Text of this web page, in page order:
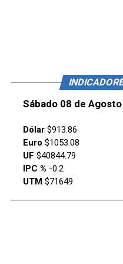
Sábado 08 de
Dólar$913.86
Euro $1053.08
UF $40844.79
IPC % -0.2
UTM$71649